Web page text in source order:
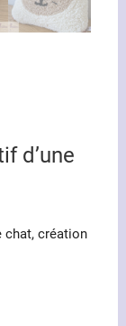
d’une
chat, création